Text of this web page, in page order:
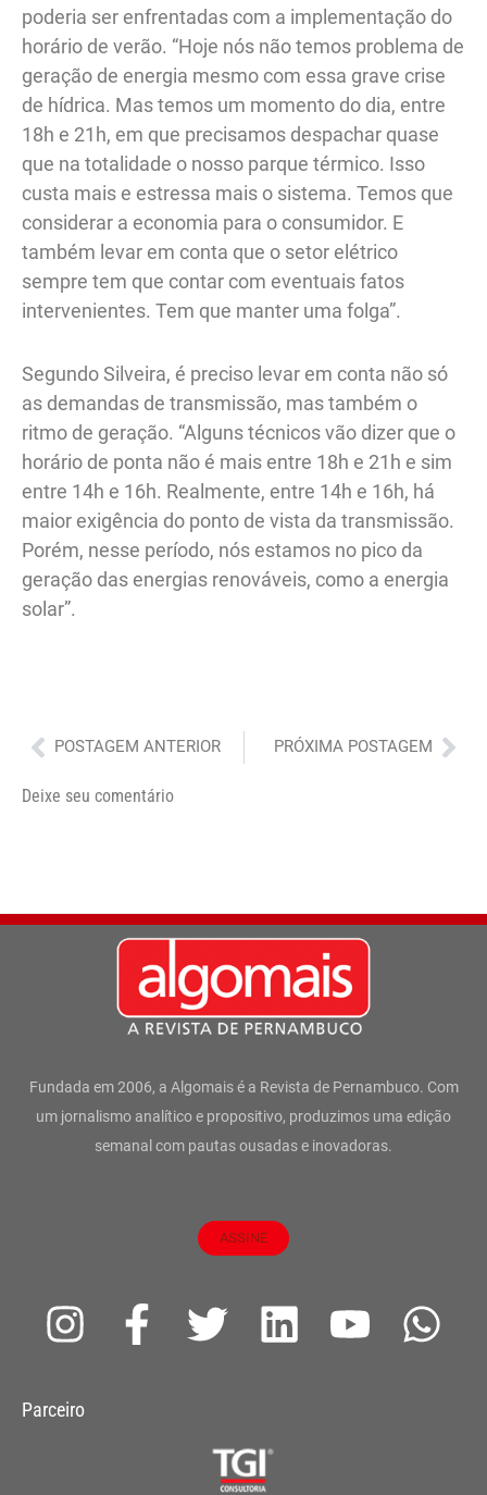
poderia ser enfrentadas com a implementação do
horário de verão. “Hoje nós não temos problema de
geração de energia mesmo com essa grave crise
de hídrica. Mas temos um momento do dia, entre
18h e 21h, em que precisamos despachar quase
que na totalidade o nosso parque térmico. Isso
custa mais e estressa mais o sistema. Temos que
considerar a economia para o consumidor. E
também levar em conta que o setor elétrico
sempre tem que contar com eventuais fatos
intervenientes. Tem que manter uma folga”.
Segundo Silveira, é preciso levar em conta não só
as demandas de transmissão, mas também o
ritmo de geração. “Alguns técnicos vão dizer que o
horário de ponta não é mais entre 18h e 21h e sim
entre 14h e 16h. Realmente, entre 14h e 16h, há
maior exigência do ponto de vista da transmissão.
Porém, nesse período, nós estamos no pico da
geração das energias renováveis, como a energia
solar”.
Anterior
POSTAGEM ANTERIOR PRÓXIMA POSTAGEM
Deixe seu comentário
Fundada em 2006, a Algomais é a Revista de Pernambuco. Com
um jornalismo analítico e propositivo, produzimos uma edição
semanal com pautas ousadas e inovadoras.
ASSINE
I
s
F
a
T
t
L
Y
W
Parceiro